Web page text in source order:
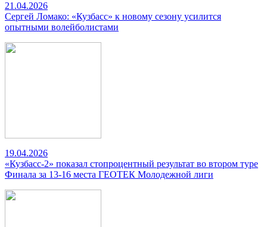
21.04.2026
Сергей Ломако: «Кузбасс» к новому сезону усилится
опытными волейболистами
19.04.2026
«Кузбасс-2» показал стопроцентный результат во втором туре
Финала за 13-16 места ГЕОТЕК Молодежной лиги